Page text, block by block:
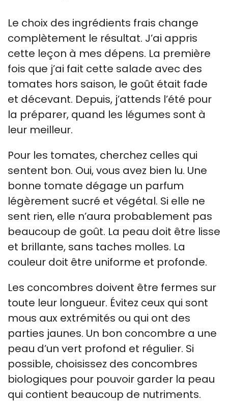
Le choix des ingrédients frais change
complètement le résultat. J’ai appris
cette leçon à mes dépens. La première
fois que j’ai fait cette salade avec des
tomates hors saison, le goût était fade
et décevant. Depuis, j’attends l’été pour
la préparer, quand les légumes sont à
leur meilleur.
Pour les tomates, cherchez celles qui
sentent bon. Oui, vous avez bien lu. Une
bonne tomate dégage un parfum
légèrement sucré et végétal. Si elle ne
sent rien, elle n’aura probablement pas
beaucoup de goût. La peau doit être lisse
et brillante, sans taches molles. La
couleur doit être uniforme et profonde.
Les concombres doivent être fermes sur
toute leur longueur. Évitez ceux qui sont
mous aux extrémités ou qui ont des
parties jaunes. Un bon concombre a une
peau d’un vert profond et régulier. Si
possible, choisissez des concombres
biologiques pour pouvoir garder la peau
qui contient beaucoup de nutriments.